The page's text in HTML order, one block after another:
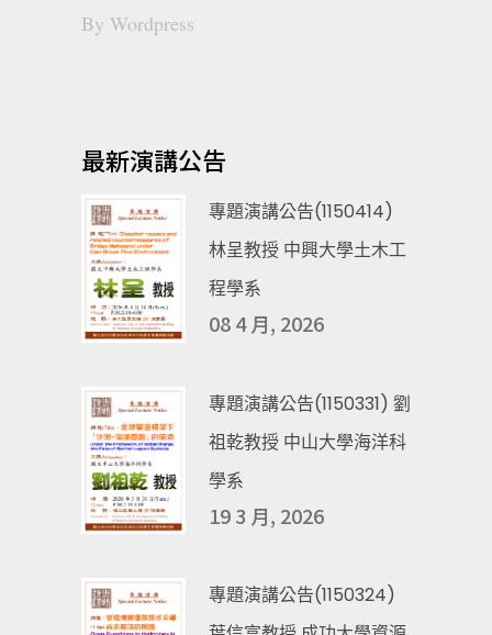
By Wordpress
最新演講公告
專題演講公告(1150414)
林呈教授 中興大學土木工
程學系
08 4 月, 2026
專題演講公告(1150331) 劉
祖乾教授 中山大學海洋科
學系
19 3 月, 2026
專題演講公告(1150324)